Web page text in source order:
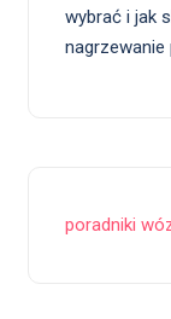
wybrać i jak
poradniki